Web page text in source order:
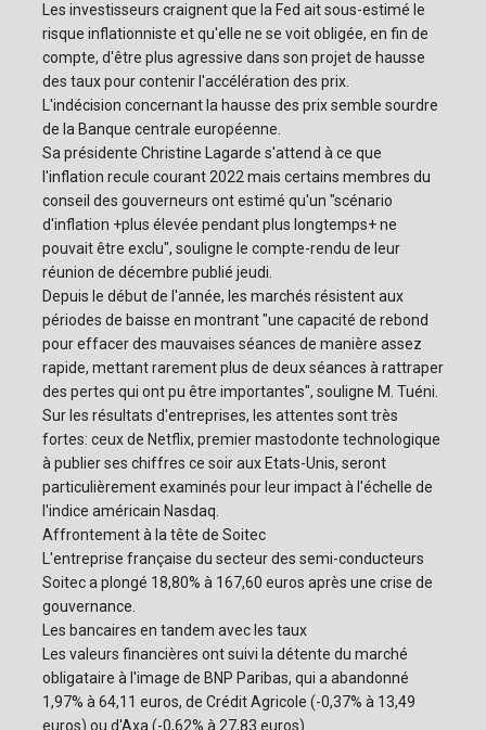
Les investisseurs craignent que la Fed ait sous-estimé le
risque inflationniste et qu'elle ne se voit obligée, en fin de
compte, d'être plus agressive dans son projet de hausse
des taux pour contenir l'accélération des prix.
L'indécision concernant la hausse des prix semble sourdre
de la Banque centrale européenne.
Sa présidente Christine Lagarde s'attend à ce que
l'inflation recule courant 2022 mais certains membres du
conseil des gouverneurs ont estimé qu'un "scénario
d'inflation +plus élevée pendant plus longtemps+ ne
pouvait être exclu", souligne le compte-rendu de leur
réunion de décembre publié jeudi.
Depuis le début de l'année, les marchés résistent aux
périodes de baisse en montrant "une capacité de rebond
pour effacer des mauvaises séances de manière assez
rapide, mettant rarement plus de deux séances à rattraper
des pertes qui ont pu être importantes", souligne M. Tuéni.
Sur les résultats d'entreprises, les attentes sont très
fortes: ceux de Netflix, premier mastodonte technologique
à publier ses chiffres ce soir aux Etats-Unis, seront
particulièrement examinés pour leur impact à l'échelle de
l'indice américain Nasdaq.
Affrontement à la tête de Soitec
L'entreprise française du secteur des semi-conducteurs
Soitec a plongé 18,80% à 167,60 euros après une crise de
gouvernance.
Les bancaires en tandem avec les taux
Les valeurs financières ont suivi la détente du marché
obligataire à l'image de BNP Paribas, qui a abandonné
1,97% à 64,11 euros, de Crédit Agricole (-0,37% à 13,49
euros) ou d'Axa (-0,62% à 27,83 euros).